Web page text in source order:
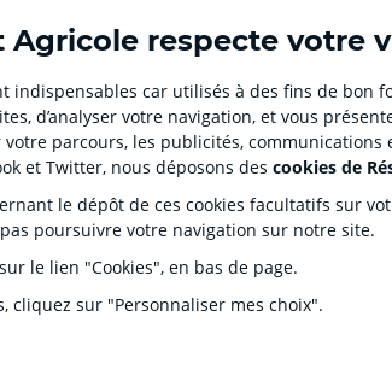
Agricole respecte votre
indispensables car utilisés à des fins de bon
d’analyser votre navigation, et vous
parcours, les publicités,
et Twitter, nous déposons des cookies de
le dépôt de ces cookies facultatifs sur
poursuivre votre navigation sur notre site.
le lien "Cookies", en bas de page.
cliquez sur "Personnaliser mes choix".
Ouvert
dans
un
nouvel
onglet
:
aller
sur
la
page
facebook
dans
un
nouvel
onglet
:
Aller
sur
la
page
instagram
Ouvert
dans
un
nouvel
onglet
:
aller
sur
la
page
youtube
Ouvert
dans
un
nouvel
onglet
:
aller
sur
page
twitter
dans
un
:
Aller
sur
Résolution (FGDR)
SITES SPECIALISES
Prêt immobilier en ligne
Agences immobilières Square
Habitat
Service de télésurveillance